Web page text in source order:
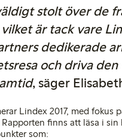
stolt över de
är tack vare
dedikerade
och driva
, säger
Lindex 2017, med fokus
finns att läsa i sin
som: